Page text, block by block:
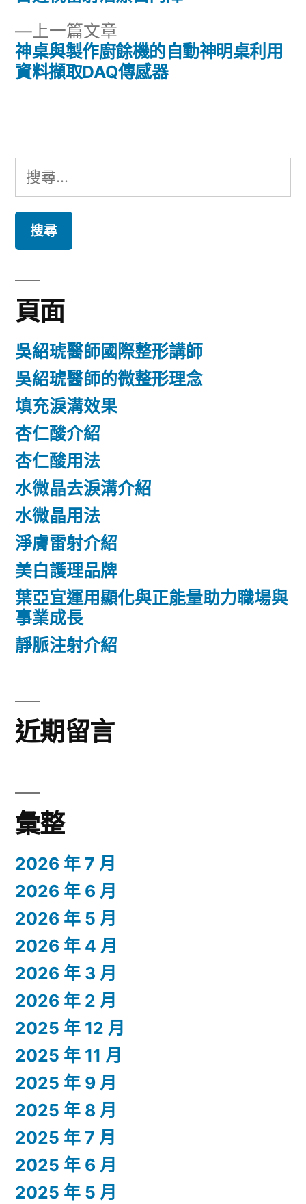
導
覽
上一篇文章
一
篇
神桌與製作廚餘機的自動神明桌利用
資料擷取DAQ傳感器
搜
尋
鍵
字:
頁面
吳紹琥醫師國際整形講師
吳紹琥醫師的微整形理念
填充淚溝效果
杏仁酸介紹
杏仁酸用法
水微晶去淚溝介紹
水微晶用法
淨膚雷射介紹
美白護理品牌
葉亞宜運用顯化與正能量助力職場與
事業成長
靜脈注射介紹
近期留言
彙整
2026 年 7 月
2026 年 6 月
2026 年 5 月
2026 年 4 月
2026 年 3 月
2026 年 2 月
2025 年 12 月
2025 年 11 月
2025 年 9 月
2025 年 8 月
2025 年 7 月
2025 年 6 月
2025 年 5 月